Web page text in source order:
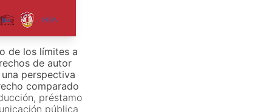
de los límites a
de autor
perspectiva
comparado
préstamo
pública